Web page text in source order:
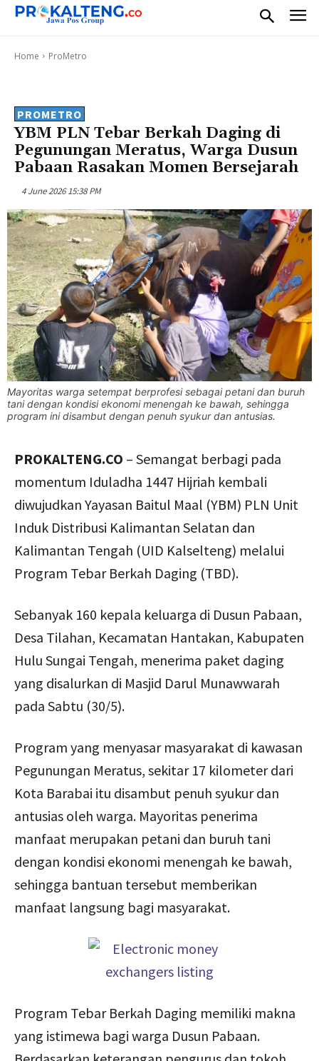
Home ProMetro
PROMETRO
YBM PLN Tebar Berkah Daging di
Pegunungan Meratus, Warga Dusun
Pabaan Rasakan Momen Bersejarah
4 June 2026 15:38 PM
Mayoritas warga setempat berprofesi sebagai petani dan buruh
tani dengan kondisi ekonomi menengah ke bawah, sehingga
program ini disambut dengan penuh syukur dan antusias.
PROKALTENG.CO – Semangat berbagi pada
momentum Iduladha 1447 Hijriah kembali
diwujudkan Yayasan Baitul Maal (YBM) PLN Unit
Induk Distribusi Kalimantan Selatan dan
Kalimantan Tengah (UID Kalselteng) melalui
Program Tebar Berkah Daging (TBD).
Sebanyak 160 kepala keluarga di Dusun Pabaan,
Desa Tilahan, Kecamatan Hantakan, Kabupaten
Hulu Sungai Tengah, menerima paket daging
yang disalurkan di Masjid Darul Munawwarah
pada Sabtu (30/5).
Program yang menyasar masyarakat di kawasan
Pegunungan Meratus, sekitar 17 kilometer dari
Kota Barabai itu disambut penuh syukur dan
antusias oleh warga. Mayoritas penerima
manfaat merupakan petani dan buruh tani
dengan kondisi ekonomi menengah ke bawah,
sehingga bantuan tersebut memberikan
manfaat langsung bagi masyarakat.
Program Tebar Berkah Daging memiliki makna
yang istimewa bagi warga Dusun Pabaan.